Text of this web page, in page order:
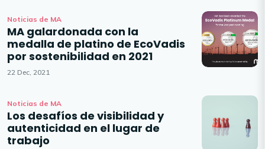
Noticias de MA
MA galardonada con la
medalla de platino de EcoVadis
por sostenibilidad en 2021
22 Dec, 2021
Noticias de MA
Los desafíos de visibilidad y
autenticidad en el lugar de
trabajo